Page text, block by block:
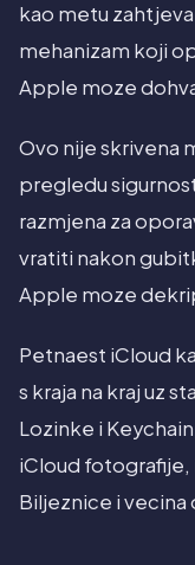
kao metu
mehanizam koji
Apple moze
Ovo nije skrivena
pregledu
razmjena za
vratiti nakon
Apple moze
Petnaest iCloud
s kraja na kraj uz
Lozinke i
iCloud fotografije,
Biljeznice i vecina